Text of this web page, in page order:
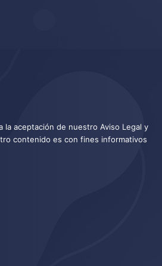
la aceptación de nuestro Aviso Legal y
contenido es con fines informativos